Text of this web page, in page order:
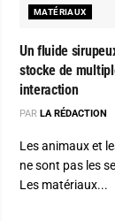
MATÉRIAUX
Un fluide
stocke de
interaction
PAR LA RÉDACTION
Les animaux et
ne sont pas les
Les matériaux...